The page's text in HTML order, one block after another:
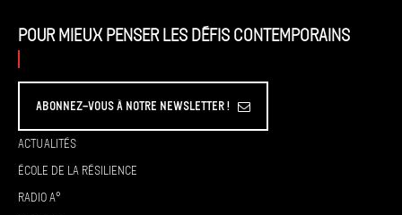
Pour mieux penser les défis contemporains
Abonnez-vous à Notre Newsletter !
Actualités
École de la résilience
Radio A°